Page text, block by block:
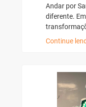
Andar por
diferente.
Continue